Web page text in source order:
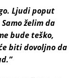
Ljudi poput
želim da
bude teško,
biti dovoljno da